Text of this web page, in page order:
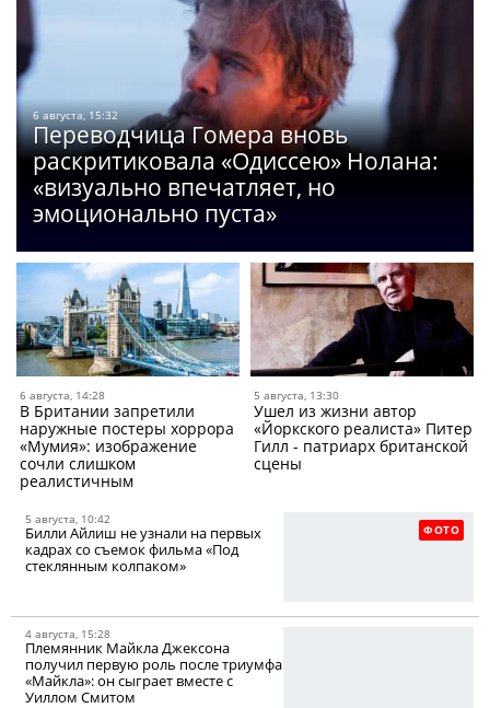
6 августа, 15:32
Переводчица Гомера вновь
раскритиковала «Одиссею» Нолана:
«визуально впечатляет, но
эмоционально пуста»
6 августа, 14:28
В Британии запретили
наружные постеры хоррора
«Мумия»: изображение
сочли слишком
реалистичным
5 августа, 13:30
Ушел из жизни автор
«Йоркского реалиста» Питер
Гилл - патриарх британской
сцены
ФОТО
5 августа, 10:42
Билли Айлиш не узнали на первых
кадрах со съемок фильма «Под
стеклянным колпаком»
4 августа, 15:28
Племянник Майкла Джексона
получил первую роль после триумфа
«Майкла»: он сыграет вместе с
Уиллом Смитом